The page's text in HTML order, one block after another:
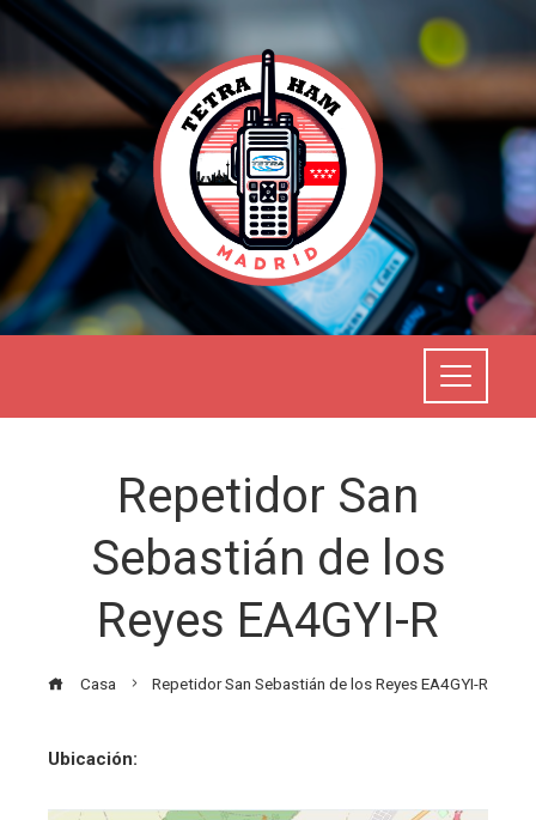
Repetidor San
Sebastián de los
Reyes EA4GYI-R
Casa Repetidor San Sebastián de los Reyes EA4GYI-R
Ubicación: